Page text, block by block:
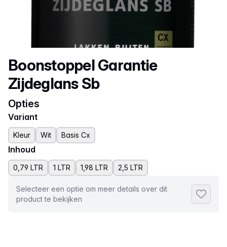
Productnaam
Boonstoppel Garantie
Zijdeglans Sb
Opties
Variant
Kleur Wit Basis Cx
Inhoud
0,79 LTR 1 LTR 1,98 LTR 2,5 LTR
Selecteer een optie om meer details over dit
product te bekijken